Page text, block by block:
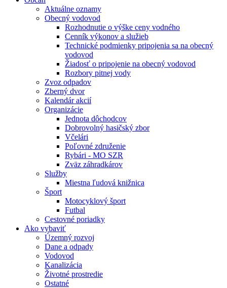
Aktuálne oznamy
Obecný vodovod
Rozhodnutie o výške ceny vodného
Cenník výkonov a služieb
Technické podmienky pripojenia sa na obecný
vodovod
Žiadosť o pripojenie na obecný vodovod
Rozbory pitnej vody
Zvoz odpadov
Zberný dvor
Kalendár akcií
Organizácie
Jednota dôchodcov
Dobrovolný hasičský zbor
Včelári
Poľovné združenie
Rybári - MO SZR
Zväz záhradkárov
Služby
Miestna ľudová knižnica
Šport
Motocyklový šport
Futbal
Cestovné poriadky
Ako vybaviť
Územný rozvoj
Dane a odpady
Vodovod
Kanalizácia
Životné prostredie
Ostatné